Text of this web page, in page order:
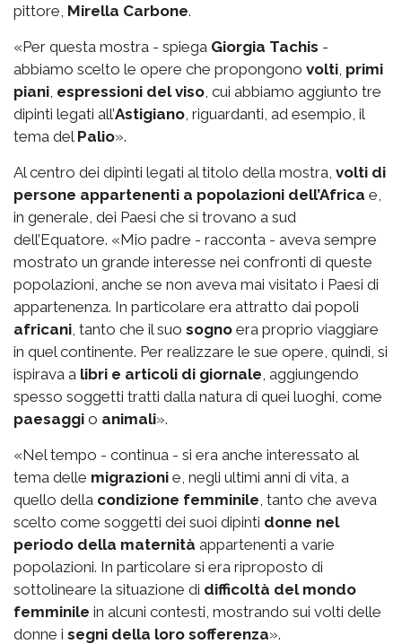
pittore, Mirella Carbone.
«Per questa mostra - spiega Giorgia Tachis -
abbiamo scelto le opere che propongono volti primi
piani espressioni del viso , cui abbiamo aggiunto tre
dipinti legati all’Astigiano , riguardanti, ad esempio, il
tema del Palio».
Al centro dei dipinti legati al titolo della mostra, volti di
persone appartenenti a popolazioni dell’Africa e,
in generale, dei Paesi che si trovano a sud
dell’Equatore. «Mio padre - racconta - aveva sempre
mostrato un grande interesse nei confronti di queste
popolazioni, anche se non aveva mai visitato i Paesi di
appartenenza. In particolare era attratto dai popoli
africani , tanto che il suo sogno era proprio viaggiare
in quel continente. Per realizzare le sue opere, quindi, si
ispirava a libri e articoli di giornale , aggiungendo
spesso soggetti tratti dalla natura di quei luoghi, come
paesaggi o animali».
«Nel tempo - continua - si era anche interessato al
tema delle migrazioni e, negli ultimi anni di vita, a
quello della condizione femminile , tanto che aveva
scelto come soggetti dei suoi dipinti donne nel
periodo della maternità appartenenti a varie
popolazioni. In particolare si era riproposto di
sottolineare la situazione di difficoltà del mondo
femminile in alcuni contesti, mostrando sui volti delle
donne i segni della loro sofferenza».